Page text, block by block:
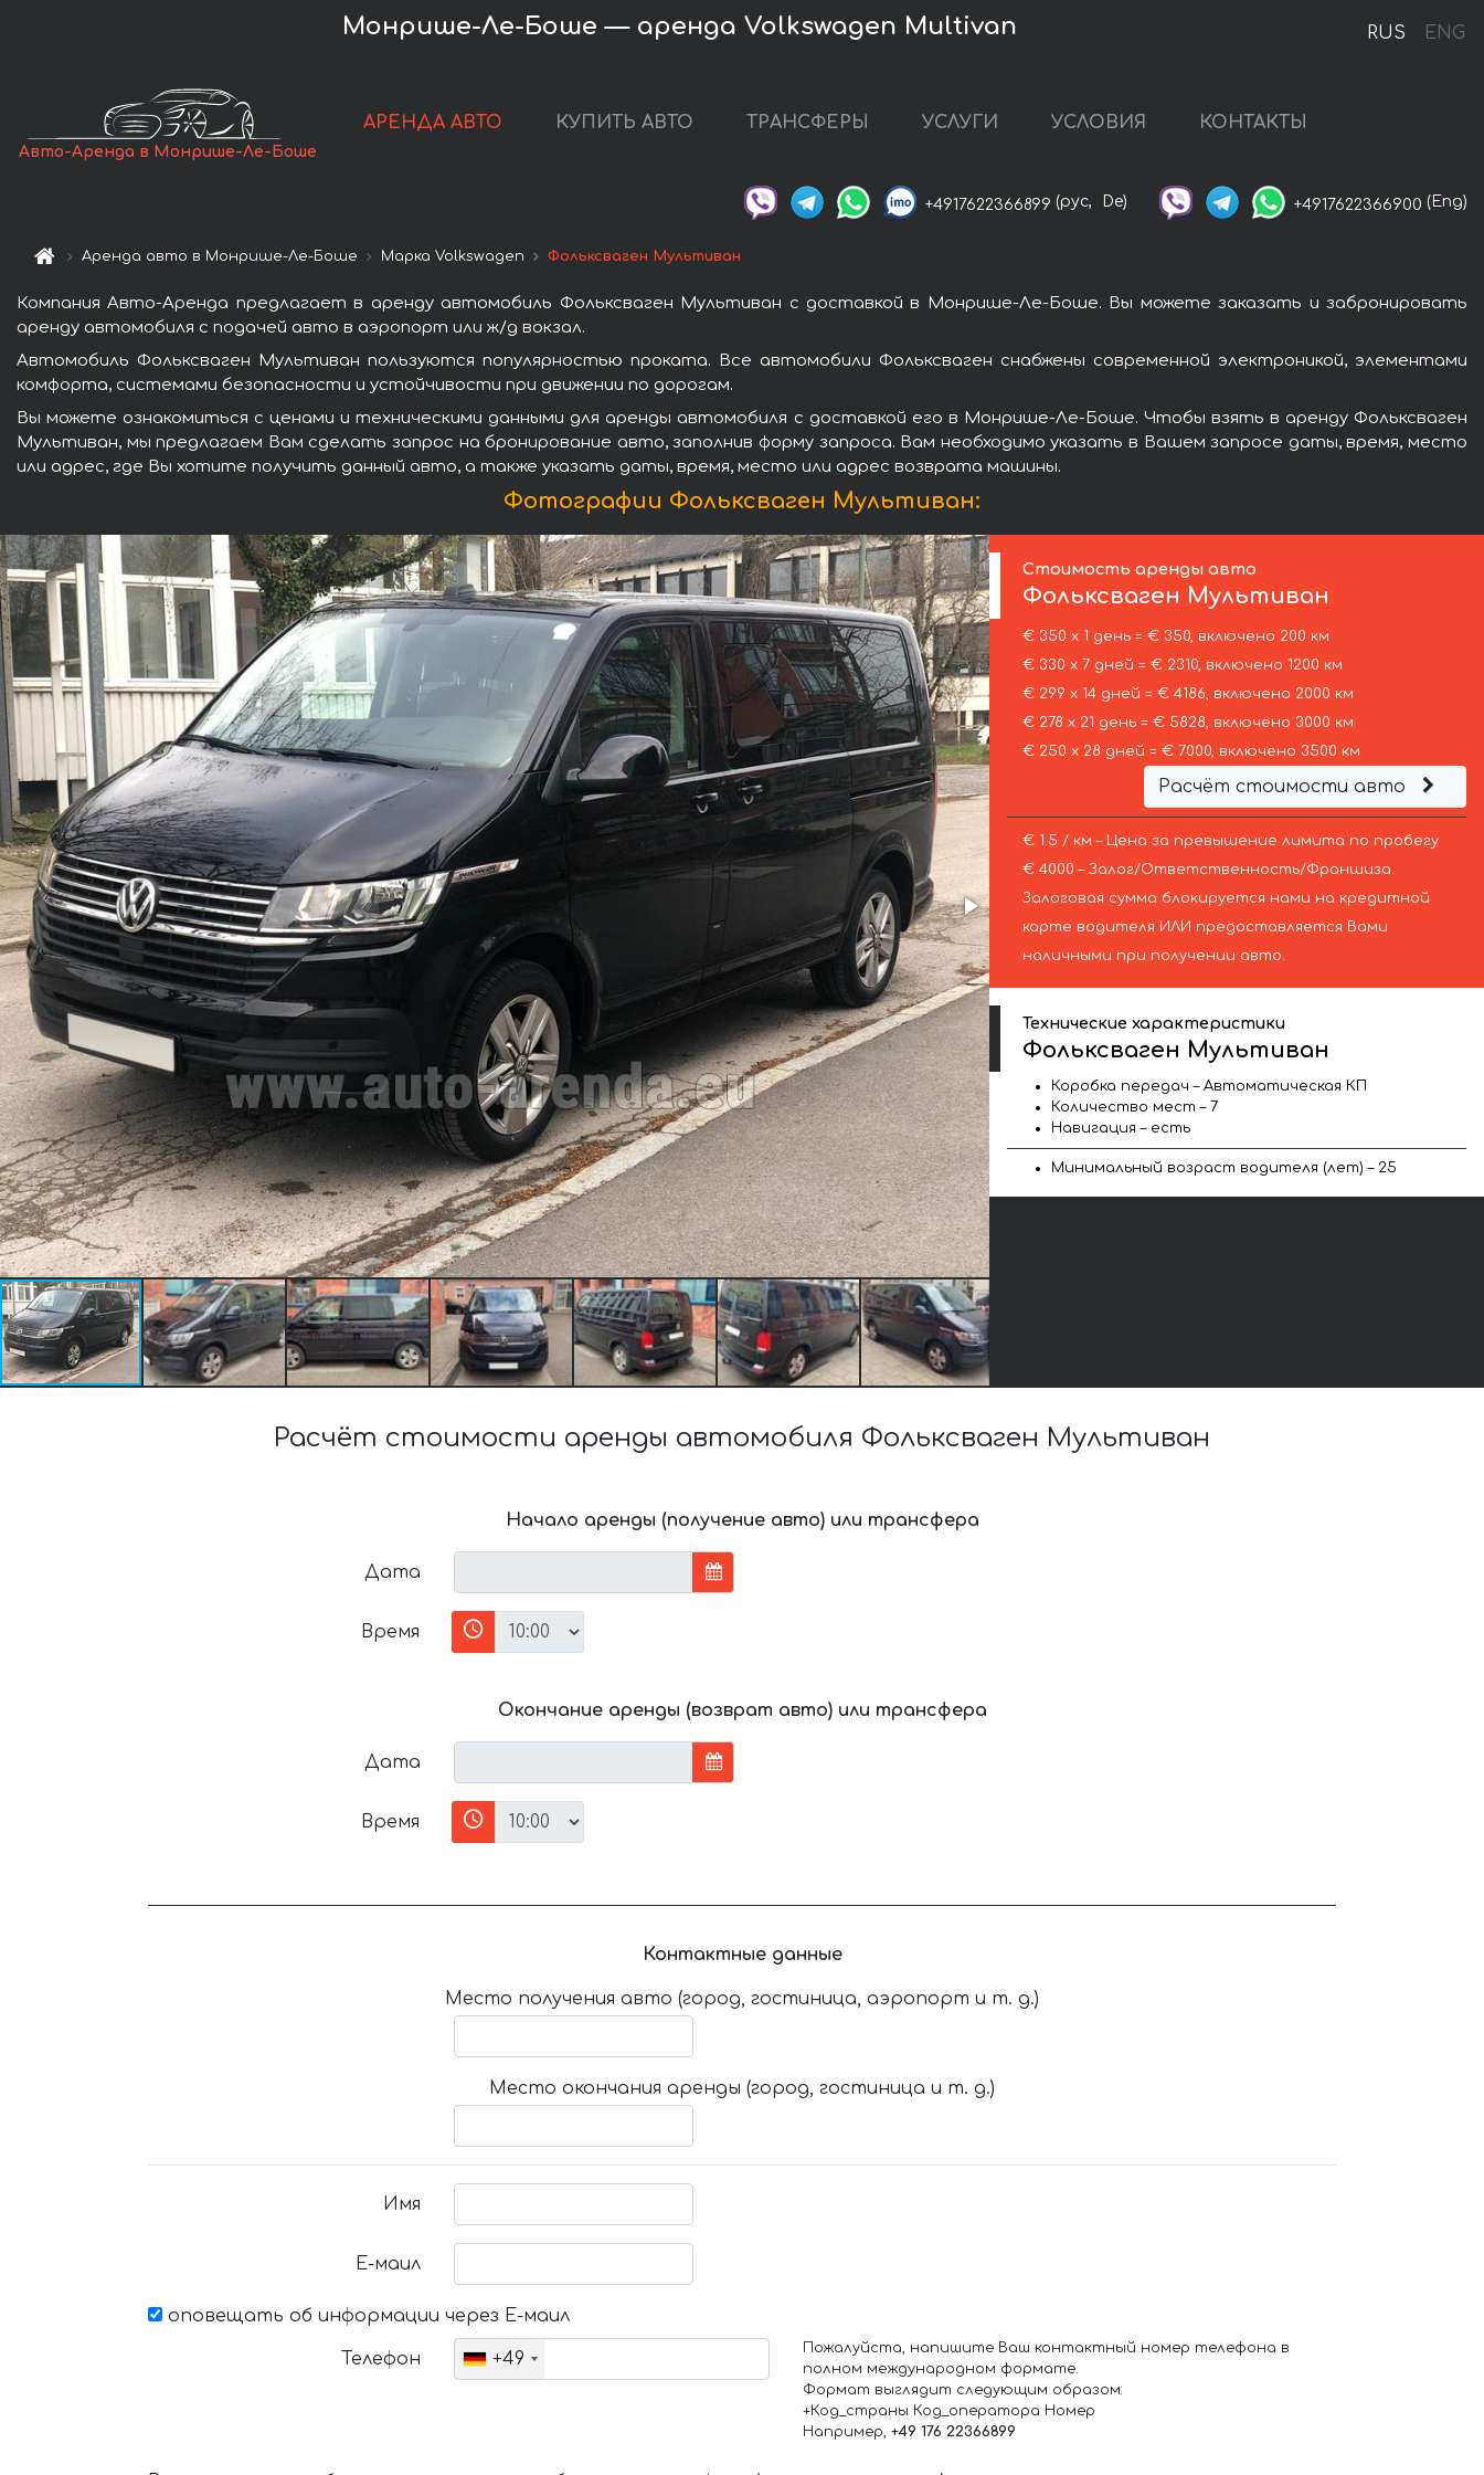
RUS ENG
Монрише-Ле-Боше — аренда Volkswagen Multivan
Авто-Аренда в Монрише-Ле-Боше
АРЕНДА АВТО КУПИТЬ АВТО ТРАНСФЕРЫ УСЛУГИ УСЛОВИЯ КОНТАКТЫ
+4917622366899 (рус, De) +4917622366900 (Eng)
Аренда авто в Монрише-Ле-Боше Марка Volkswagen Фольксваген Мультиван
Компания Авто-Аренда предлагает в аренду автомобиль Фольксваген Мультиван с доставкой в Монрише-Ле-Боше. Вы можете заказать и забронировать
аренду автомобиля с подачей авто в аэропорт или ж/д вокзал.
Автомобиль Фольксваген Мультиван пользуются популярностью проката. Все автомобили Фольксваген снабжены современной электроникой, элементами
комфорта, системами безопасности и устойчивости при движении по дорогам.
Вы можете ознакомиться с ценами и техническими данными для аренды автомобиля с доставкой его в Монрише-Ле-Боше. Чтобы взять в аренду Фольксваген
Мультиван, мы предлагаем Вам сделать запрос на бронирование авто, заполнив форму запроса. Вам необходимо указать в Вашем запросе даты, время, место
или адрес, где Вы хотите получить данный авто, а также указать даты, время, место или адрес возврата машины.
Фотографии Фольксваген Мультиван:
Стоимость аренды авто
Фольксваген Мультиван
€ 350 х 1 день = € 350, включено 200 км
€ 330 х 7 дней = € 2310, включено 1200 км
€ 299 х 14 дней = € 4186, включено 2000 км
€ 278 х 21 день = € 5828, включено 3000 км
€ 250 х 28 дней = € 7000, включено 3500 км
Расчёт стоимости авто
€ 1.5 / км – Цена за превышение лимита по пробегу
€ 4000 – Залог/Ответственность/Франшиза.
Залоговая сумма блокируется нами на кредитной
карте водителя ИЛИ предоставляется Вами
наличными при получении авто.
Технические характеристики
Фольксваген Мультиван
Коробка передач – Автоматическая КП
Количество мест – 7
Навигация – есть
Минимальный возраст водителя (лет) – 25
Расчёт стоимости аренды автомобиля Фольксваген Мультиван
Начало аренды (получение авто) или трансфера
Дата
Время
Окончание аренды (возврат авто) или трансфера
Дата
Время
Контактные данные
Место получения авто (город, гостиница, аэропорт и т. д.)
Место окончания аренды (город, гостиница и т. д.)
Имя
Е-маил
оповещать об информации через Е-маил
Телефон +49
Пожалуйста, напишите Ваш контактный номер телефона в
полном международном формате.
Формат выглядит следующим образом:
+Код_страны Код_оператора Номер
Например, +49 176 22366899